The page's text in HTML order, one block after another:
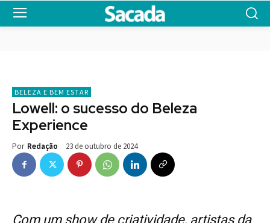
BELEZA E BEM ESTAR
Lowell: o sucesso do Beleza
Experience
Por Redação 23 de outubro de 2024
Com um show de criatividade, artistas da